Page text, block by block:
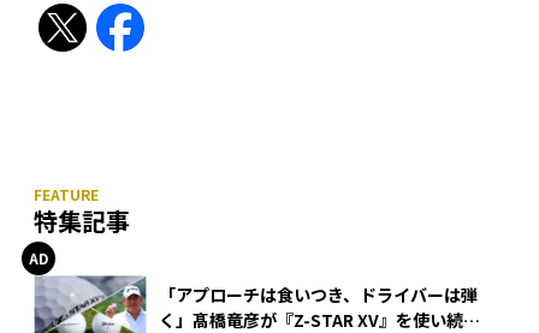
特集記事
「アプローチは食いつき、ドライバーは弾
く」髙橋竜彦が『Z-STAR XV』を使い続け